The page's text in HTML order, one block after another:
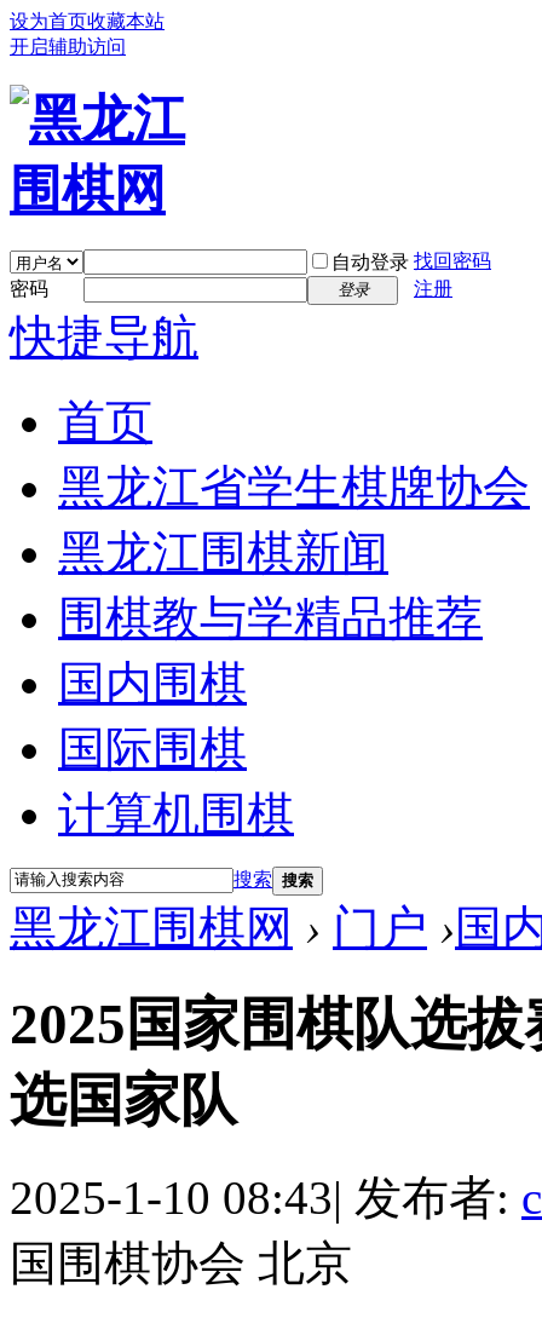
设为首页收藏本站
开启辅助访问
自动登录 找回密码
密码
登录 注册
快捷导航
首页
黑龙江省学生棋牌协会
黑龙江围棋新闻
围棋教与学精品推荐
国内围棋
国际围棋
计算机围棋
搜索 搜索
黑龙江围棋网 › 门户 ›国
2025国家围棋队选
选国家队
2025-1-10 08:43| 发布者:
国围棋协会 北京